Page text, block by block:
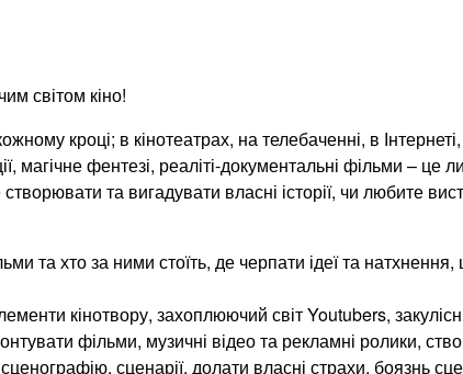
світом кіно!
кроці; в кінотеатрах, на телебаченні, в
магічне фентезі, реаліті-документальні фільми – це
та вигадувати власні історії, чи любите
та хто за ними стоїть, де черпати ідеї та
кінотвору, захоплюючий світ Youtubers,
фільми, музичні відео та рекламні ролики,
сценарії, долати власні страхи, боязнь